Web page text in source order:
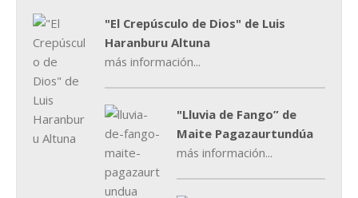
"El Crepúsculo de Dios" de Luis
Haranburu Altuna
más información...
"Lluvia de Fango” de
Maite Pagazaurtundúa
más información...